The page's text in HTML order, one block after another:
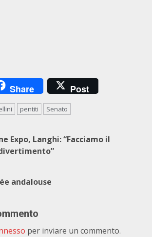
Share Post
pentiti Senato
Expo, Langhi: “Facciamo il
andalouse
per inviare un commento.